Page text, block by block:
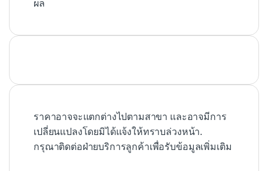
ผล
ราคาอาจจะแตกต่างไปตามสาขา และอาจมีการ
เปลี่ยนแปลงโดยมิได้แจ้งให้ทราบล่วงหน้า.
กรุณาติดต่อฝ่ายบริการลูกค้าเพื่อรับข้อมูลเพิ่มเติม